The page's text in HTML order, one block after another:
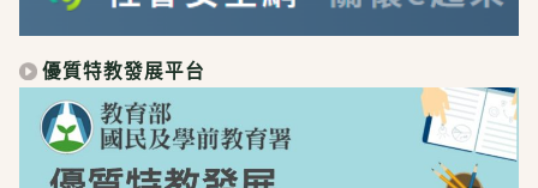
優質特教發展平台